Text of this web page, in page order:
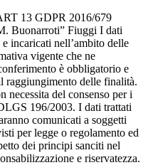
13 GDPR 2016/679
Buonarroti” Fiuggi I dati
incaricati nell’ambito delle
vigente che ne
è obbligatorio e
raggiungimento delle finalità.
necessita del consenso per i
196/2003. I dati trattati
comunicati a soggetti
per legge o regolamento ed
dei principi sanciti nel
e riservatezza.